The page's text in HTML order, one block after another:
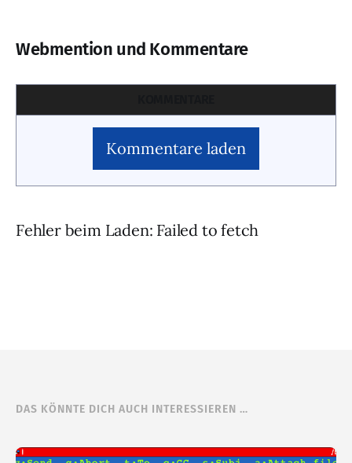
Webmention und Kommentare
Kommentare laden
Fehler beim Laden: Failed to fetch
DAS KÖNNTE DICH AUCH INTERESSIEREN …